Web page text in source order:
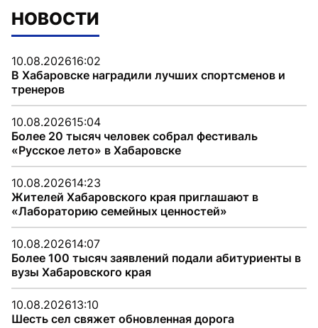
НОВОСТИ
10.08.202616:02
В Хабаровске наградили лучших спортсменов и
тренеров
10.08.202615:04
Более 20 тысяч человек собрал фестиваль
«Русское лето» в Хабаровске
10.08.202614:23
Жителей Хабаровского края приглашают в
«Лабораторию семейных ценностей»
10.08.202614:07
Более 100 тысяч заявлений подали абитуриенты в
вузы Хабаровского края
10.08.202613:10
Шесть сел свяжет обновленная дорога